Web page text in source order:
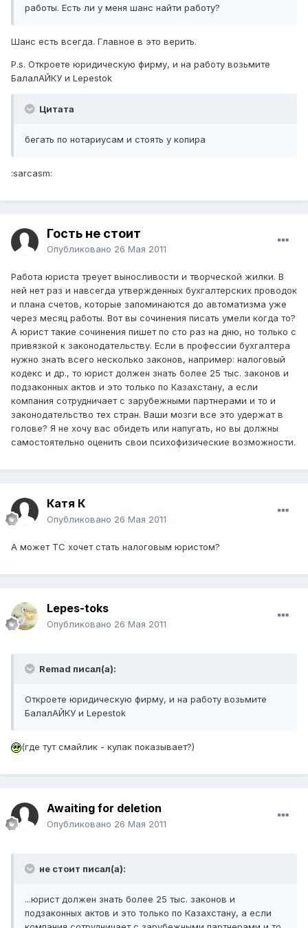
работы. Есть ли у меня шанс найти работу?
Шанс есть всегда. Главное в это верить.
P.s. Откроете юридическую фирму, и на работу возьмите
БалалАЙКУ и Lepestok
Цитата
бегать по нотариусам и стоять у копира
:sarcasm:
Гость не стоит
Опубликовано 26 Мая 2011
Работа юриста треует выносливости и творческой жилки. В
ней нет раз и навсегда утвержденных бухгалтерских проводок
и плана счетов, которые запоминаются до автоматизма уже
через месяц работы. Вот вы сочинения писать умели когда то?
А юрист такие сочинения пишет по сто раз на дню, но только с
привязкой к законодательству. Если в профессии бухгалтера
нужно знать всего несколько законов, например: налоговый
кодекс и др., то юрист должен знать более 25 тыс. законов и
подзаконных актов и это только по Казахстану, а если
компания сотрудничает с зарубежными партнерами и то и
законодательство тех стран. Ваши мозги все это удержат в
голове? Я не хочу вас обидеть или напугать, но вы должны
самостоятельно оценить свои психофизические возможности.
Катя К
Опубликовано 26 Мая 2011
А может ТС хочет стать налоговым юристом?
Lepes-toks
Опубликовано 26 Мая 2011
Remad писал(а):
Откроете юридическую фирму, и на работу возьмите
БалалАЙКУ и Lepestok
(где тут смайлик - кулак показывает?)
Awaiting for deletion
Опубликовано 26 Мая 2011
не стоит писал(а):
...юрист должен знать более 25 тыс. законов и
подзаконных актов и это только по Казахстану, а если